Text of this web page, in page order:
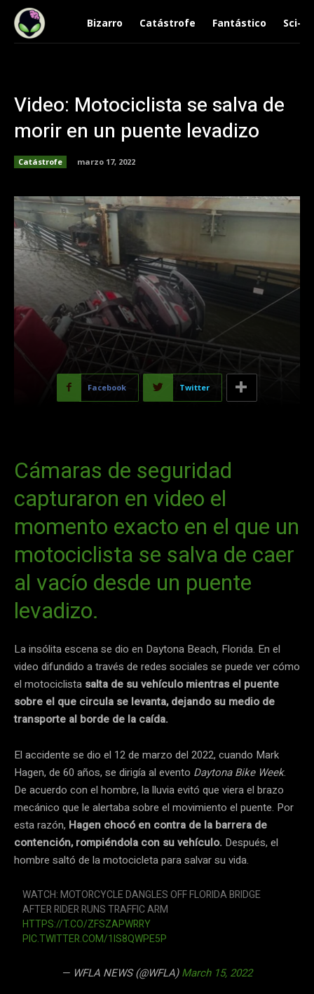
Bizarro Catástrofe Fantástico Sci-Fi
Video: Motociclista se salva de
morir en un puente levadizo
Catástrofe marzo 17, 2022
Facebook Twitter
Cámaras de seguridad
capturaron en video el
momento exacto en el que un
motociclista se salva de caer
al vacío desde un puente
levadizo.
La insólita escena se dio en Daytona Beach, Florida. En el
video difundido a través de redes sociales se puede ver cómo
el motociclista salta de su vehículo mientras el puente
sobre el que circula se levanta, dejando su medio de
transporte al borde de la caída.
El accidente se dio el 12 de marzo del 2022, cuando Mark
Hagen, de 60 años, se dirigía al evento Daytona Bike Week.
De acuerdo con el hombre, la lluvia evitó que viera el brazo
mecánico que le alertaba sobre el movimiento el puente. Por
esta razón, Hagen chocó en contra de la barrera de
contención, rompiéndola con su vehículo. Después, el
hombre saltó de la motocicleta para salvar su vida.
WATCH: MOTORCYCLE DANGLES OFF FLORIDA BRIDGE
AFTER RIDER RUNS TRAFFIC ARM
HTTPS://T.CO/ZFSZAPWRRY
PIC.TWITTER.COM/1IS8QWPE5P
— WFLA NEWS (@WFLA)March 15, 2022